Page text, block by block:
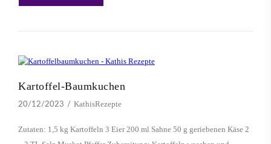
Kartoffel-Baumkuchen
20/12/2023 KathisRezepte
Zutaten: 1,5 kg Kartoffeln 3 Eier 200 ml Sahne 50 g geriebenen Käse 2